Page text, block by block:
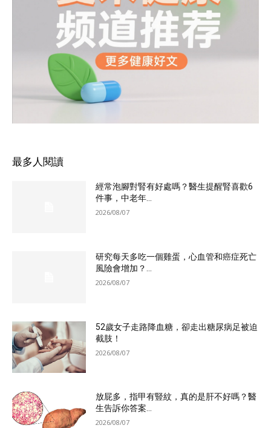
最多人閱讀
經常泡腳對腎有好處嗎？醫生提醒腎喜歡6
件事，中老年...
2026/08/07
研究每天多吃一個雞蛋，心血管和癌症死亡
風險會增加？...
2026/08/07
52歲女子走路降血糖，卻走出糖尿病足被迫
截肢！
2026/08/07
放屁多，指甲有豎紋，真的是肝不好嗎？醫
生告訴你答案...
2026/08/07